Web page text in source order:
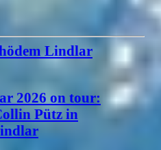
Lindlar
2026 on tour:
Pütz in